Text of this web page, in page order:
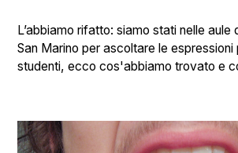
L’abbiamo rifatto: siamo stati nelle aule
San Marino per ascoltare le espressioni
studenti, ecco cos'abbiamo trovato e